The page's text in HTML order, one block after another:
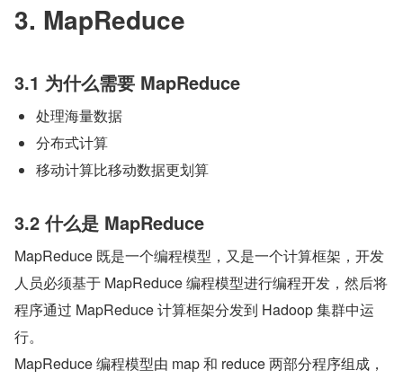
3. MapReduce
3.1 为什么需要 MapReduce
处理海量数据
分布式计算
移动计算比移动数据更划算
3.2 什么是 MapReduce
MapReduce 既是一个编程模型，又是一个计算框架，开发
人员必须基于 MapReduce 编程模型进行编程开发，然后将
程序通过 MapReduce 计算框架分发到 Hadoop 集群中运
行。
MapReduce 编程模型由 map 和 reduce 两部分程序组成，